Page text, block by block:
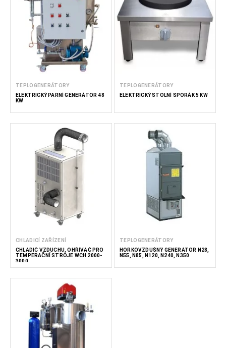
TEPLOGENERÁTORY
ELEKTRICKÝ PARNÍ GENERÁTOR 48
KW
TEPLOGENERÁTORY
ELEKTRICKÝ STOLNÍ SPORÁK 5 KW
CHLADICÍ ZAŘÍZENÍ
CHLADIČ VZDUCHU, OHŘÍVAČ PRO
TEMPERAČNÍ STROJE WCH 2000-
3000
TEPLOGENERÁTORY
HORKOVZDUŠNÝ GENERÁTOR N28,
N55, N85, N120, N240, N350